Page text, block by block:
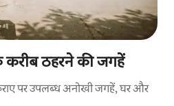
ठहरने की जगहें
पर उपलब्ध अनोखी जगहें, घर और